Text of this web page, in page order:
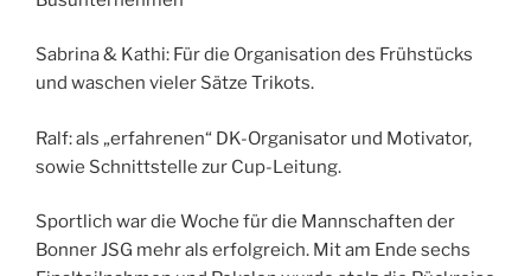
Sabrina & Kathi: Für die Organisation des Frühstücks
und waschen vieler Sätze Trikots.
Ralf: als „erfahrenen“ DK-Organisator und Motivator,
sowie Schnittstelle zur Cup-Leitung.
Sportlich war die Woche für die Mannschaften der
Bonner JSG mehr als erfolgreich. Mit am Ende sechs